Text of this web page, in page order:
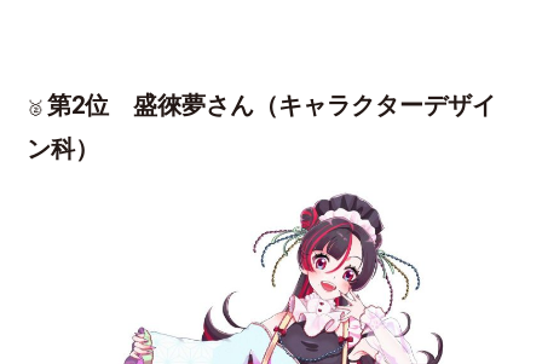
🥈第2位 盛徠夢さん（キャラクターデザイ
ン科）